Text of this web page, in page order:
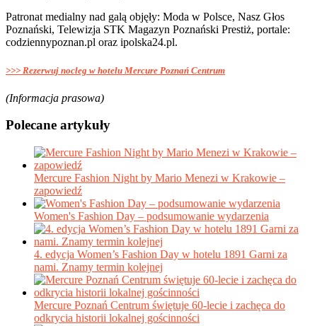
Patronat medialny nad galą objęły: Moda w Polsce, Nasz Głos
Poznański, Telewizja STK Magazyn Poznański Prestiż, portale:
codziennypoznan.pl oraz ipolska24.pl.
>>> Rezerwuj nocleg w hotelu Mercure Poznań Centrum
(Informacja prasowa)
Polecane artykuły
Mercure Fashion Night by Mario Menezi w Krakowie –
zapowiedź
Women's Fashion Day – podsumowanie wydarzenia
4. edycja Women’s Fashion Day w hotelu 1891 Garni za
nami. Znamy termin kolejnej
Mercure Poznań Centrum świętuje 60-lecie i zachęca do
odkrycia historii lokalnej gościnności